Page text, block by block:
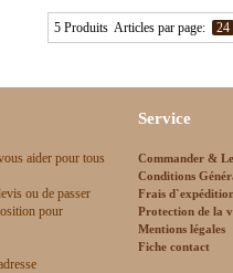
5 Produits Articles par page: 24
aider pour tous
ou de passer
pour
Service
Commander &
Conditions
Frais
Protection de la
Mentions légales
Fiche contact